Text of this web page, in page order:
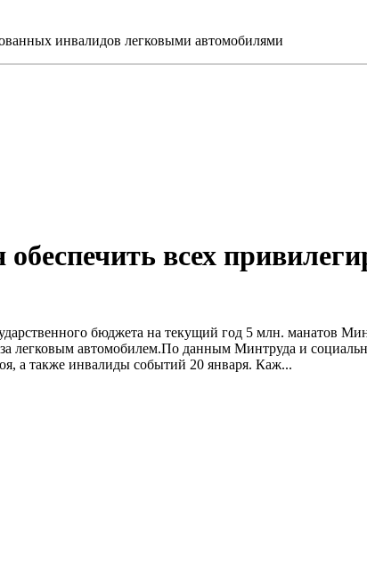
инвалидов легковыми автомобилями
обеспечить всех
бюджета на текущий год 5 млн. манатов
легковым автомобилем.По данным Минтруда и
а также инвалиды событий 20 января. Каж...